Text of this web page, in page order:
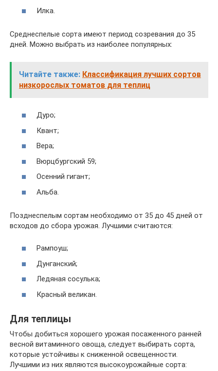
Илка.
Среднеспелые сорта имеют период созревания до 35
дней. Можно выбрать из наиболее популярных:
Читайте также: Классификация лучших сортов
низкорослых томатов для теплиц
Дуро;
Квант;
Вера;
Вюрцбургский 59;
Осенний гигант;
Альба.
Позднеспелым сортам необходимо от 35 до 45 дней от
всходов до сбора урожая. Лучшими считаются:
Рампоуш;
Дунганский;
Ледяная сосулька;
Красный великан.
Для теплицы
Чтобы добиться хорошего урожая посаженного ранней
весной витаминного овоща, следует выбирать сорта,
которые устойчивы к сниженной освещенности.
Лучшими из них являются высокоурожайные сорта: